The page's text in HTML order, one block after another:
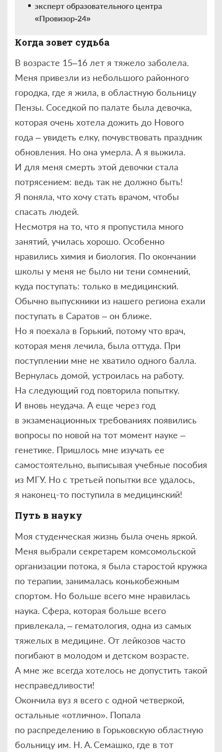
эксперт образовательного центра
«Провизор‑24»
Когда зовет судьба
В возрасте 15–16 лет я тяжело заболела.
Меня привезли из небольшого районного
городка, где я жила, в областную больницу
Пензы. Соседкой по палате была девочка,
которая очень хотела дожить до Нового
года – увидеть елку, почувствовать праздник
обновления. Но она умерла. А я выжила.
И для меня смерть этой девочки стала
потрясением: ведь так не должно быть!
Я поняла, что хочу стать врачом, чтобы
спасать людей.
Несмотря на то, что я пропустила много
занятий, училась хорошо. Особенно
нравились химия и биология. По окончании
школы у меня не было ни тени сомнений,
куда поступать: только в медицинский.
Обычно выпускники из нашего региона ехали
поступать в Саратов – он ближе.
Но я поехала в Горький, потому что врач,
которая меня лечила, была оттуда. При
поступлении мне не хватило одного балла.
Вернулась домой, устроилась на работу.
На следующий год повторила попытку.
И вновь неудача. А еще через год
в экзаменационных требованиях появились
вопросы по новой на тот момент науке –
генетике. Пришлось мне изучать ее
самостоятельно, выписывая учебные пособия
из МГУ. Но с третьей попытки все удалось,
я наконец-то поступила в медицинский!
Путь в науку
Моя студенческая жизнь была очень яркой.
Меня выбрали секретарем комсомольской
организации потока, я была старостой кружка
по терапии, занималась конькобежным
спортом. Но больше всего мне нравилась
наука. Сфера, которая больше всего
привлекала, – гематология, одна из самых
тяжелых в медицине. От лейкозов часто
погибают в молодом и детском возрасте.
А мне же всегда хотелось не допустить такой
несправедливости!
Окончила вуз я всего с одной четверкой,
остальные «отлично». Попала
по распределению в Горьковскую областную
больницу им. Н. А. Семашко, где в тот